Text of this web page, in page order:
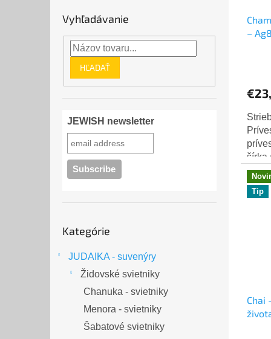
Vyhľadávanie
HĽADAŤ
JEWISH newsletter
kategórie
Kategórie
JUDAIKA - suvenýry
Židovské svietniky
Chanuka - svietniky
Menora - svietniky
Šabatové svietniky
–
šírka
Tip
Chai